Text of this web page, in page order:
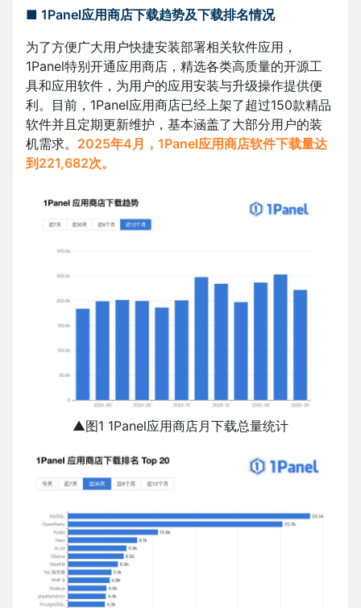
■ 1Panel应用商店下载趋势及下载排名情况
为了方便广大用户快捷安装部署相关软件应用，
1Panel特别开通应用商店，精选各类高质量的开源工
具和应用软件，为用户的应用安装与升级操作提供便
利。目前，1Panel应用商店已经上架了超过150款精品
软件并且定期更新维护，基本涵盖了大部分用户的装
机需求。 2025年4月，1Panel应用商店软件下载量达
到221,682次。
▲图1 1Panel应用商店月下载总量统计